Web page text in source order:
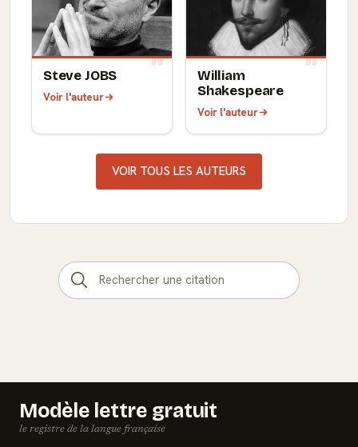
Steve JOBS
Voir l'auteur
William
Shakespeare
Voir l'auteur
VOIR TOUS LES AUTEURS
Modèle lettre gratuit
le registre de la langue française